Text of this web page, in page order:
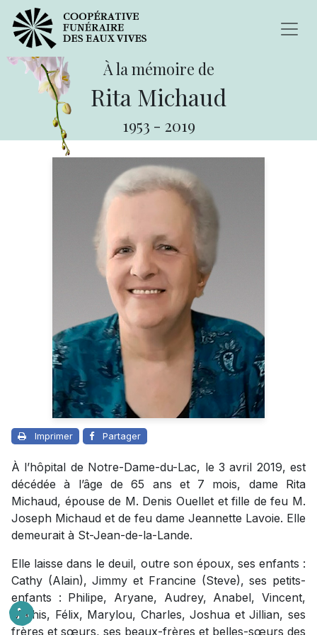
À la mémoire de
Rita Michaud
1953 - 2019
Imprimer Partager
À l’hôpital de Notre-Dame-du-Lac, le 3 avril 2019, est
décédée à l’âge de 65 ans et 7 mois, dame Rita
Michaud, épouse de M. Denis Ouellet et fille de feu M.
Joseph Michaud et de feu dame Jeannette Lavoie. Elle
demeurait à St-Jean-de-la-Lande.
Elle laisse dans le deuil, outre son époux, ses enfants :
Cathy (Alain), Jimmy et Francine (Steve), ses petits-
enfants : Philipe, Aryane, Audrey, Anabel, Vincent,
Mathis, Félix, Marylou, Charles, Joshua et Jillian, ses
frères et sœurs, ses beaux-frères et belles-sœurs des